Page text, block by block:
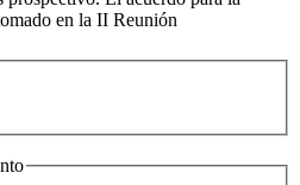
en la II Reunión